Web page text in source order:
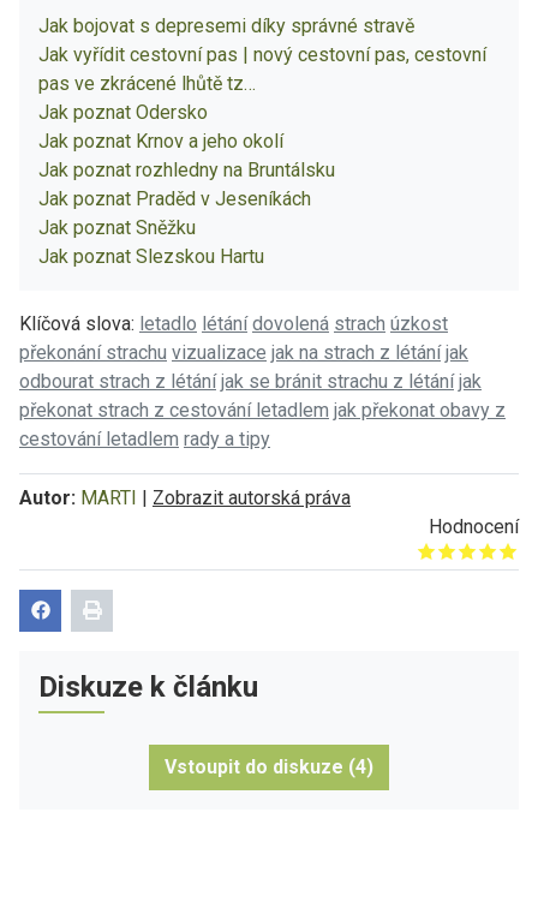
Jak bojovat s depresemi díky správné stravě
Jak vyřídit cestovní pas | nový cestovní pas, cestovní
pas ve zkrácené lhůtě tz…
Jak poznat Odersko
Jak poznat Krnov a jeho okolí
Jak poznat rozhledny na Bruntálsku
Jak poznat Praděd v Jeseníkách
Jak poznat Sněžku
Jak poznat Slezskou Hartu
Klíčová slova: letadlo létání dovolená strach úzkost
překonání strachu vizualizace jak na strach z létání jak
odbourat strach z létání jak se bránit strachu z létání jak
překonat strach z cestování letadlem jak překonat obavy z
cestování letadlem rady a tipy
Autor: MARTI | Zobrazit autorská práva
Hodnocení
Give it 1/5
Give it 2/5
Give it 3/5
Give it 4/5
Give it 5/5
Diskuze k článku
Vstoupit do diskuze (4)